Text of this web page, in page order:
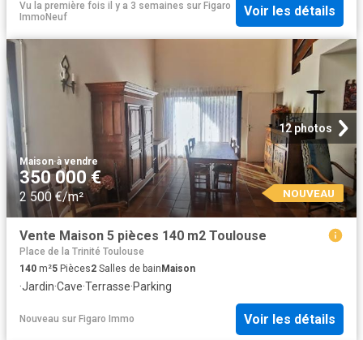
Vu la première fois il y a 3 semaines sur Figaro
ImmoNeuf
Voir les détails
12 photos
Maison·à vendre
350 000 €
2 500 €/m² NOUVEAU
Vente Maison 5 pièces 140 m2 Toulouse
Place de la Trinité Toulouse
140 m²5 Pièces2 Salles de bainMaison
·Jardin·Cave·Terrasse·Parking
Nouveau sur Figaro Immo Voir les détails